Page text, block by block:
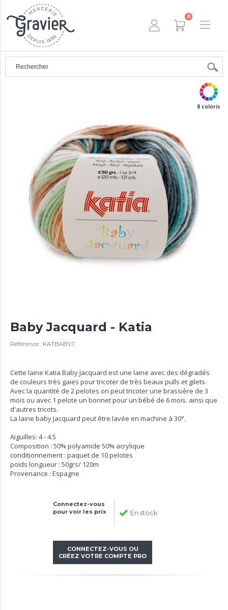
0
8 coloris
Baby Jacquard - Katia
Référence : KATBABYJ
Cette laine Katia Baby Jacquard est une laine avec des dégradés
de couleurs très gaies pour tricoter de très beaux pulls et gilets.
Avec la quantité de 2 pelotes on peut tricoter une brassière de 3
mois ou avec 1 pelote un bonnet pour un bébé de 6 mois. ainsi que
d'autres tricots.
La laine baby Jacquard peut être lavée en machine à 30°.
Aiguilles: 4 - 4.5
Composition : 50% polyamide 50% acrylique
conditionnement : paquet de 10 pelotes
poids longueur : 50grs/ 120m
Provenance : Espagne
Connectez-vous
pour voir les prix
En stock
CONNECTEZ-VOUS OU
CRÉEZ VOTRE COMPTE PRO